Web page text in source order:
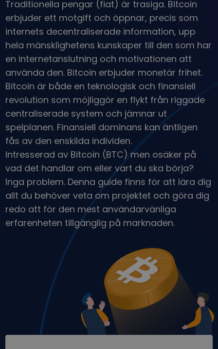
Kriptomat Plånbok
En säker och enkel kryptoplånbok
Investeringsutforskaren
Hitta din kryptostrategi
KriptoEarn
Få belöningar på din krypto
Valv
Spara krypto inför din framtid
Återkommande köp
Regelbundet schemalagda investeringar (DCA)
Prisalarm
Prisuppdateringar i realtid för dina favoritmynt
Utforska tillgångar
Upptäck investeringsmöjligheter
Portföljanalys
Smarta insikter för optimal prestanda
Traditionella pengar (fiat) är trasiga. Bitcoin
erbjuder ett motgift och öppnar, precis som
internets decentraliserade information, upp
hela mänsklighetens kunskaper till den som har
en internetanslutning och motivationen att
använda den. Bitcoin erbjuder monetär frihet.
Bitcoin är både en teknologisk och finansiell
revolution som möjliggör en flykt från riggade
centraliserade system och jämnar ut
spelplanen. Finansiell dominans kan äntligen
fås av den enskilda individen.
Intresserad av Bitcoin (BTC) men osäker på
vad det handlar om eller vart du ska börja?
Inga problem. Denna guide finns för att lära dig
allt du behöver veta om projektet och göra dig
redo att för den mest användarvänliga
erfarenheten tillgänglig på marknaden.